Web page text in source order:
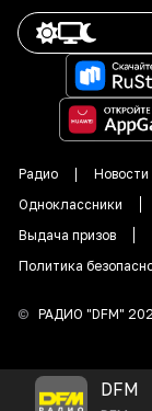
Радио Новости
Одноклассники
Выдача призов
Политика
© РАДИО "DFM"
DFM